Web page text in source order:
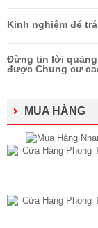
Kinh nghiệm để
Đừng tin lời quảng
được Chung cư
MUA HÀNG